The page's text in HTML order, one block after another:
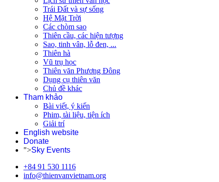
Trái Đất và sự sống
Hệ Mặt Trời
Các chòm sao
Thiên cầu, các hiện tượng
Sao, tinh vân, lỗ đen, ...
Thiên hà
Vũ trụ học
Thiên văn Phương Đông
Dụng cụ thiên văn
Chủ đề khác
Tham khảo
Bài viết, ý kiến
Phim, tài liệu, tiện ích
Giải trí
English website
Donate
">Sky Events
+84 91 530 1116
info@thienvanvietnam.org